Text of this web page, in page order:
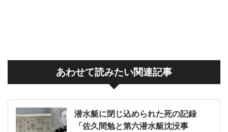
あわせて読みたい関連記事
潜水艇に閉じ込められた死の記録
「佐久間勉と第六潜水艇沈没事